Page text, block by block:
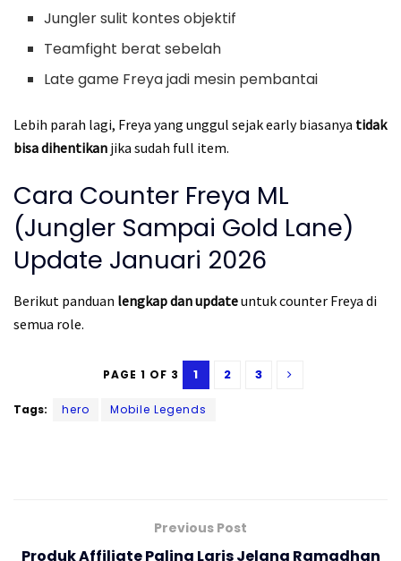
Jungler sulit kontes objektif
Teamfight berat sebelah
Late game Freya jadi mesin pembantai
Lebih parah lagi, Freya yang unggul sejak early biasanya tidak
bisa dihentikan jika sudah full item.
Cara Counter Freya ML
(Jungler Sampai Gold Lane)
Update Januari 2026
Berikut panduan lengkap dan updateuntuk counter Freya di
semua role.
PAGE 1 OF 3 1 2 3
Tags: hero Mobile Legends
Previous Post
Produk Affiliate Paling Laris Jelang Ramadhan